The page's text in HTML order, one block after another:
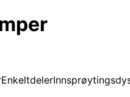
Enkeltdeler